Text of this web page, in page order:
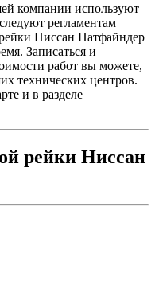
компании используют
регламентам
Ниссан Патфайндер
Записаться и
работ вы можете,
технических центров.
и в разделе
рейки Ниссан